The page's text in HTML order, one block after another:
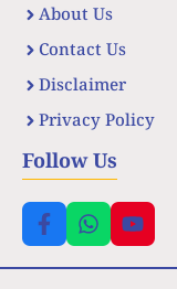
About Us
Contact Us
Disclaimer
Privacy Policy
Follow Us